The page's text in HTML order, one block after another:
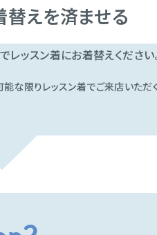
替えを済ませる
ッスン着にお着替えください
な限りレッスン着でご来店いただ